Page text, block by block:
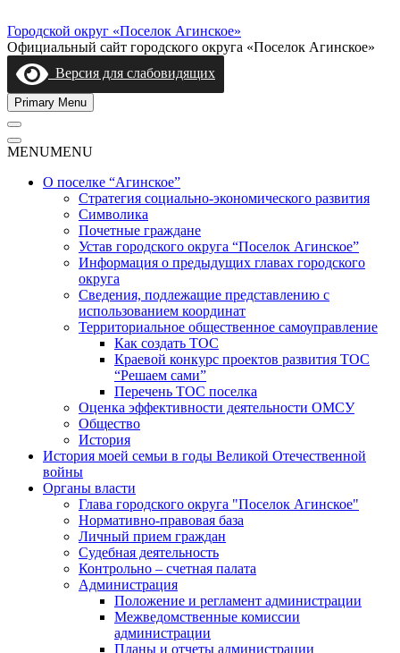
to
content
Городской округ «Поселок Агинское»
Официальный сайт городского округа «Поселок Агинское»
Версия для слабовидящих
Primary Menu
MENUMENU
О поселке “Агинское”
Стратегия социально-экономического развития
Символика
Почетные граждане
Устав городского округа “Поселок Агинское”
Информация о предыдущих главах городского
округа
Сведения, подлежащие представлению с
использованием координат
Территориальное общественное самоуправление
Как создать ТОС
Краевой конкурс проектов развития ТОС
“Решаем сами”
Перечень ТОС поселка
Оценка эффективности деятельности ОМСУ
Общество
История
История моей семьи в годы Великой Отечественной
войны
Органы власти
Глава городского округа "Поселок Агинское"
Нормативно-правовая база
Личный прием граждан
Судебная деятельность
Контрольно – счетная палата
Администрация
Положение и регламент администрации
Межведомственные комиссии
администрации
Планы и отчеты администрации